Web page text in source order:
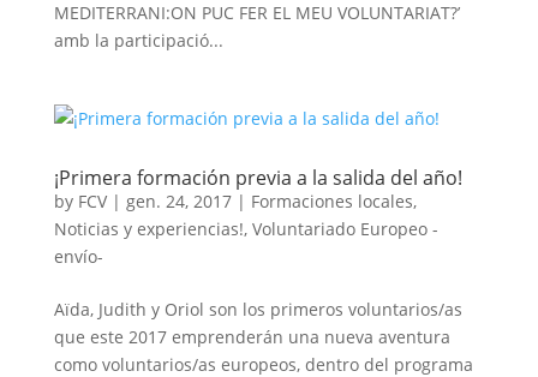
MEDITERRANI:ON PUC FER EL MEU VOLUNTARIAT?’
amb la participació...
¡Primera formación previa a la salida del año!
by FCV| gen. 24, 2017| Formaciones locales,
Noticias y experiencias!, Voluntariado Europeo -
envío-
Aïda, Judith y Oriol son los primeros voluntarios/as
que este 2017 emprenderán una nueva aventura
como voluntarios/as europeos, dentro del programa